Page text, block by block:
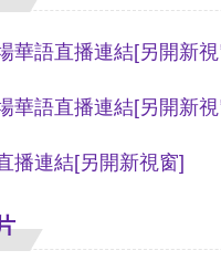
華語直播連結[另開新
華語直播連結[另開新
播連結[另開新視窗]